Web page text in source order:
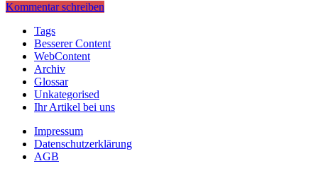
Kommentar schreiben
Tags
Besserer Content
WebContent
Archiv
Glossar
Unkategorised
Ihr Artikel bei uns
Impressum
Datenschutzerklärung
AGB